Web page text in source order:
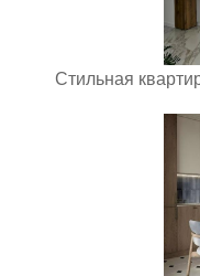
Стильная